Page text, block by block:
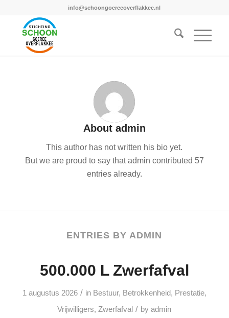
info@schoongoereeoverflakkee.nl
About admin
This author has not written his bio yet.
But we are proud to say thatadmin contributed 57
entries already.
ENTRIES BY ADMIN
500.000 L Zwerfafval
1 augustus 2026 / in Bestuur, Betrokkenheid, Prestatie,
Vrijwilligers,Zwerfafval / byadmin